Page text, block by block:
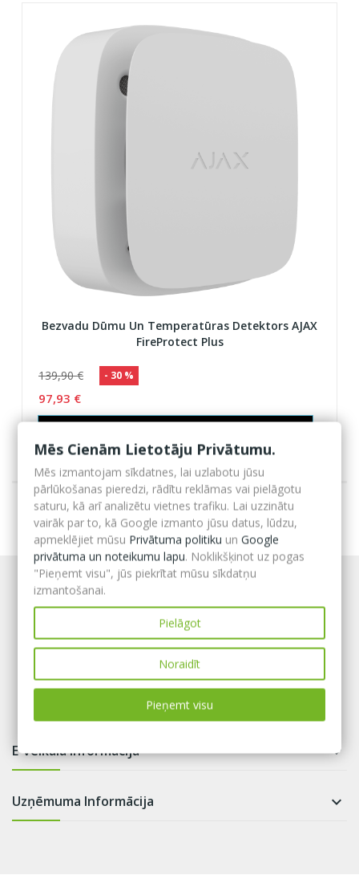
Bezvadu Dūmu Un Temperatūras Detektors AJAX
FireProtect Plus
139,90 € - 30 %
97,93 €
E-veikala informācija 
Uzņēmuma Informācija 
Mēs Cienām Lietotāju Privātumu.
Mēs izmantojam sīkdatnes, lai uzlabotu jūsu
pārlūkošanas pieredzi, rādītu reklāmas vai pielāgotu
saturu, kā arī analizētu vietnes trafiku. Lai uzzinātu
vairāk par to, kā Google izmanto jūsu datus, lūdzu,
apmeklējiet mūsu Privātuma politiku unGoogle
privātuma un noteikumu lapu. Noklikšķinot uz pogas
"Pieņemt visu", jūs piekrītat mūsu sīkdatņu
izmantošanai.
Pielāgot
Noraidīt
Pieņemt visu